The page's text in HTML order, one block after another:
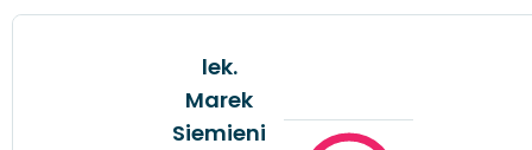
lek.
Marek
Siemieni